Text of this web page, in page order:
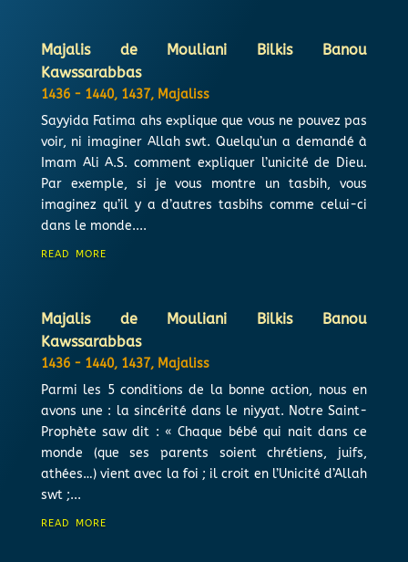
Majalis de Mouliani Bilkis Banou
Kawssarabbas
1436 - 1440, 1437, Majaliss
Sayyida Fatima ahs explique que vous ne pouvez pas
voir, ni imaginer Allah swt. Quelqu’un a demandé à
Imam Ali A.S. comment expliquer l’unicité de Dieu.
Par exemple, si je vous montre un tasbih, vous
imaginez qu’il y a d’autres tasbihs comme celui-ci
dans le monde....
read more
Majalis de Mouliani Bilkis Banou
Kawssarabbas
1436 - 1440, 1437, Majaliss
Parmi les 5 conditions de la bonne action, nous en
avons une : la sincérité dans le niyyat. Notre Saint-
Prophète saw dit : « Chaque bébé qui nait dans ce
monde (que ses parents soient chrétiens, juifs,
athées…) vient avec la foi ; il croit en l’Unicité d’Allah
swt ;...
read more